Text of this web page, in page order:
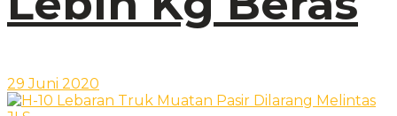
29 Juni 2020